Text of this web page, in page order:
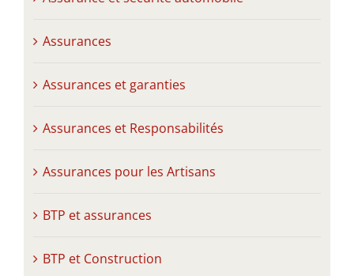
Assurances
Assurances et garanties
Assurances et Responsabilités
Assurances pour les Artisans
BTP et assurances
BTP et Construction